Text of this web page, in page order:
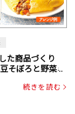
た商品づくり
そぼろと野菜ミ
ン入り）
続きを読む